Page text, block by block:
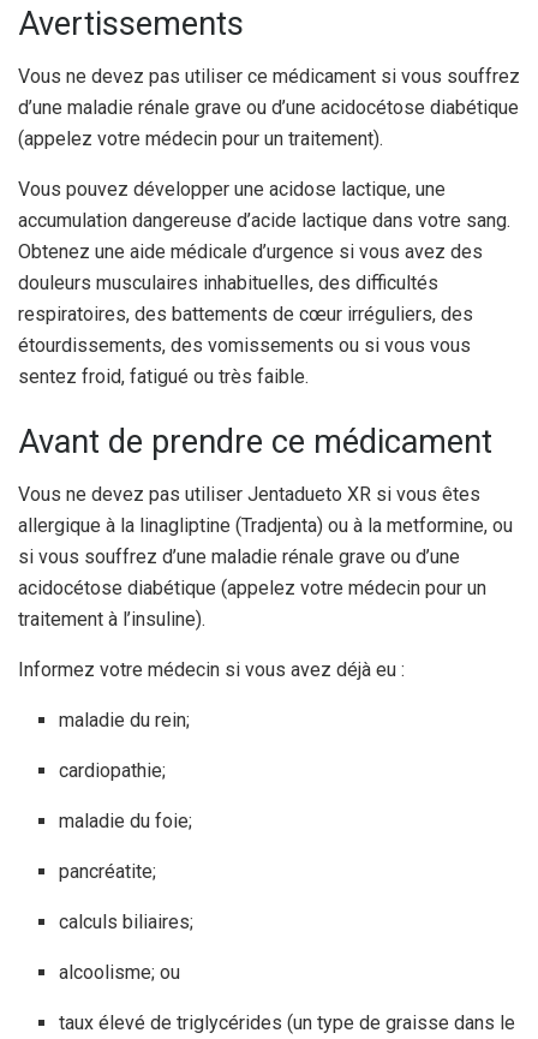
Avertissements
Vous ne devez pas utiliser ce médicament si vous souffrez
d’une maladie rénale grave ou d’une acidocétose diabétique
(appelez votre médecin pour un traitement).
Vous pouvez développer une acidose lactique, une
accumulation dangereuse d’acide lactique dans votre sang.
Obtenez une aide médicale d’urgence si vous avez des
douleurs musculaires inhabituelles, des difficultés
respiratoires, des battements de cœur irréguliers, des
étourdissements, des vomissements ou si vous vous
sentez froid, fatigué ou très faible.
Avant de prendre ce médicament
Vous ne devez pas utiliser Jentadueto XR si vous êtes
allergique à la linagliptine (Tradjenta) ou à la metformine, ou
si vous souffrez d’une maladie rénale grave ou d’une
acidocétose diabétique (appelez votre médecin pour un
traitement à l’insuline).
Informez votre médecin si vous avez déjà eu :
maladie du rein;
cardiopathie;
maladie du foie;
pancréatite;
calculs biliaires;
alcoolisme; ou
taux élevé de triglycérides (un type de graisse dans le